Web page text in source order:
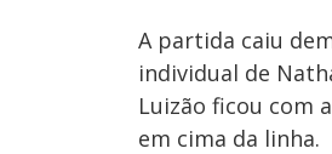
A partida caiu
individual de
Luizão ficou com
em cima da linha.